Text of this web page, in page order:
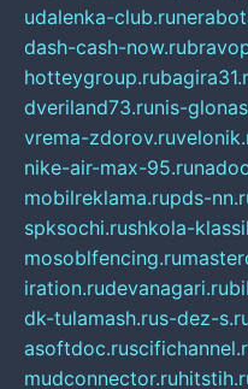
udalenka-club.ru
dash-cash-now.ru
hotteygroup.ru
dveriland73.runis-
vrema-zdorov.ru
nike-air-max-95.ru
mobilreklama.rupds-
spksochi.rushkola-
mosoblfencing.ru
iration.rudevanagari.ru
dk-tulamash.rus-dez-
asoftdoc.ru
mudconnector.ru